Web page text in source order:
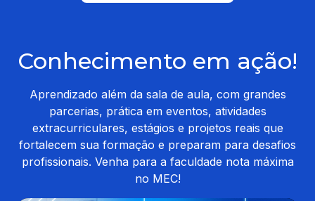
Conhecimento em ação!
Aprendizado além da sala de aula, com grandes
parcerias, prática em eventos, atividades
extracurriculares, estágios e projetos reais que
fortalecem sua formação e preparam para desafios
profissionais. Venha para a faculdade nota máxima
no MEC!